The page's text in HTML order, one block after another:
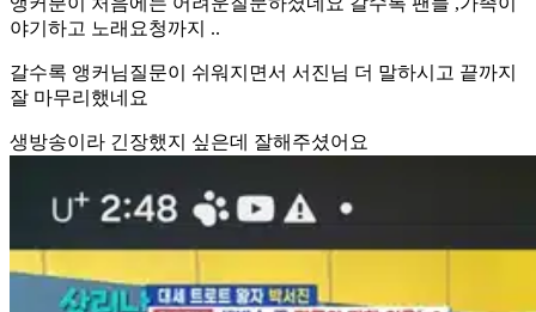
야기하고 노래요청까지 ..
갈수록 앵커님질문이 쉬워지면서 서진님 더 말하시고 끝까지
잘 마무리했네요
생방송이라 긴장했지 싶은데 잘해주셨어요